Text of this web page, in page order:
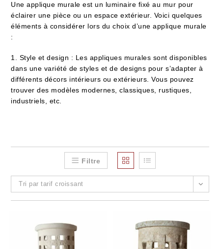
Une applique murale est un luminaire fixé au mur pour
éclairer une pièce ou un espace extérieur. Voici quelques
éléments à considérer lors du choix d’une applique murale
:
1. Style et design : Les appliques murales sont disponibles
dans une variété de styles et de designs pour s’adapter à
différents décors intérieurs ou extérieurs. Vous pouvez
trouver des modèles modernes, classiques, rustiques,
industriels, etc.
Filtre
Tri par tarif croissant